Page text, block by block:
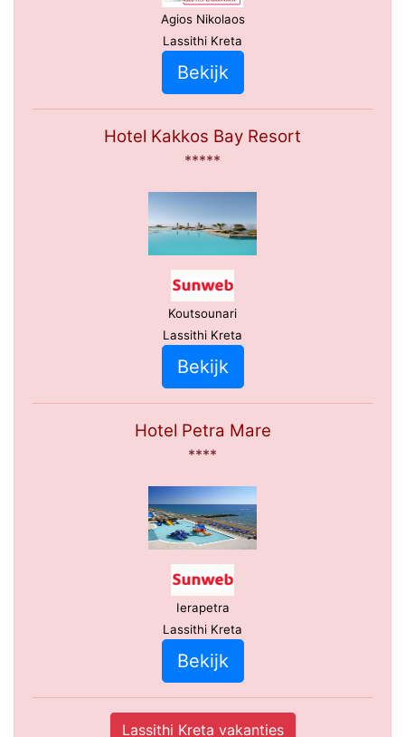
Agios Nikolaos
Lassithi Kreta
Bekijk
Hotel Kakkos Bay Resort
*****
Koutsounari
Lassithi Kreta
Bekijk
Hotel Petra Mare
****
Ierapetra
Lassithi Kreta
Bekijk
Lassithi Kreta vakanties